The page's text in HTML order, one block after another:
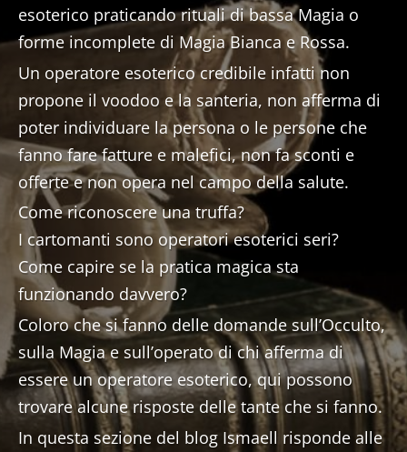
esoterico praticando rituali di bassa Magia o
forme incomplete di Magia Bianca e Rossa.
Un operatore esoterico credibile infatti non
propone il voodoo e la santeria, non afferma di
poter individuare la persona o le persone che
fanno fare fatture e malefici, non fa sconti e
offerte e non opera nel campo della salute.
Come riconoscere una truffa?
I cartomanti sono operatori esoterici seri?
Come capire se la pratica magica sta
funzionando davvero?
Coloro che si fanno delle domande sull’Occulto,
sulla Magia e sull’operato di chi afferma di
essere un operatore esoterico, qui possono
trovare alcune risposte delle tante che si fanno.
In questa sezione del blog Ismaell risponde alle